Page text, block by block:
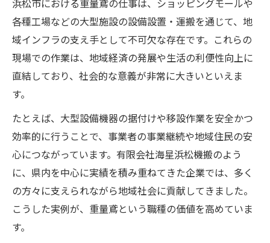
浜松市における重量鳶の仕事は、ショッピングモールや
各種工場などの大型施設の設備設置・運搬を通じて、地
域インフラの支え手として不可欠な存在です。これらの
現場での作業は、地域経済の発展や生活の利便性向上に
直結しており、社会的な意義が非常に大きいといえま
す。
たとえば、大型設備機器の据付けや移設作業を安全かつ
効率的に行うことで、事業者の事業継続や地域住民の安
心につながっています。有限会社海星浜松機搬のよう
に、県内を中心に実績を積み重ねてきた企業では、多く
の方々に支えられながら地域社会に貢献してきました。
こうした実例が、重量鳶という職種の価値を高めていま
す。